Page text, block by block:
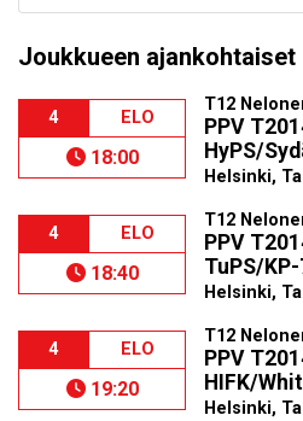
Joukkueen
4 ELO
18:00
T12
PPV
HyPS/
Helsinki,
4 ELO
18:40
T12
PPV
TuPS/
Helsinki,
4 ELO
19:20
T12
PPV
HIFK/
Helsinki,